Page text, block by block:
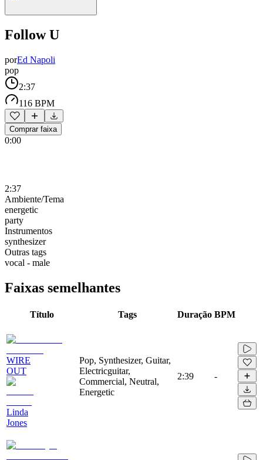
Follow U
porEd Napoli
pop
2:37
116 BPM
Comprar faixa
0:00
2:37
Ambiente/Tema
energetic
party
Instrumentos
synthesizer
Outras tags
vocal - male
Faixas semelhantes
Título Tags Duração BPM
WIRE
OUT
Linda
Jones
Pop, Synthesizer, Guitar,
Electricguitar,
Commercial, Neutral,
Energetic
2:39 -